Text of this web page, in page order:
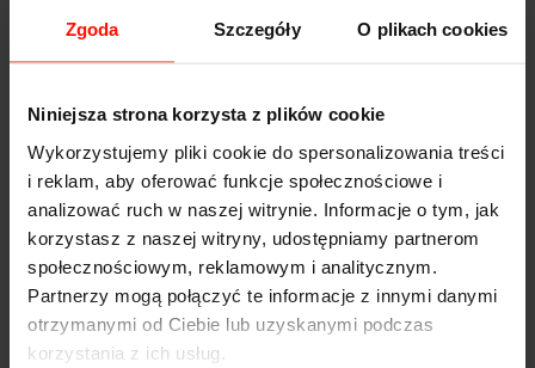
Zgoda Szczegóły O plikach cookies
Niniejsza strona korzysta z plików cookie
Wykorzystujemy pliki cookie do spersonalizowania treści
i reklam, aby oferować funkcje społecznościowe i
analizować ruch w naszej witrynie. Informacje o tym, jak
korzystasz z naszej witryny, udostępniamy partnerom
społecznościowym, reklamowym i analitycznym.
Partnerzy mogą połączyć te informacje z innymi danymi
otrzymanymi od Ciebie lub uzyskanymi podczas
korzystania z ich usług.
Formuła 3
Przyspieszenie:
3.2s do 100 km/h
Prędkość max:
250km/h
Moc:
210KM